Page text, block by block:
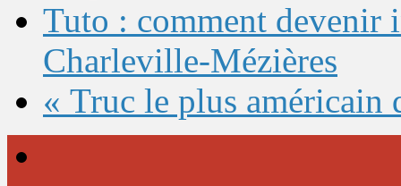
Tuto : comment devenir
Charleville-Mézières
« Truc le plus américain